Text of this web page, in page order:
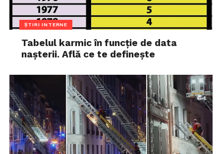
ȘTIRI INTERNE
Tabelul karmic în funcție de data
nașterii. Află ce te definește